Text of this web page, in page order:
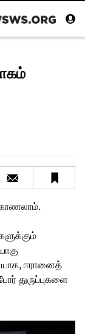
ஈரானைத்
துருப்புகளை